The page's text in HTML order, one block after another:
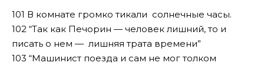
101 В комнате громко тикали солнечные часы.
102 “Так как Печорин — человек лишний, то и
писать о нем — лишняя трата времени”
103 “Машинист поезда и сам не мог толком